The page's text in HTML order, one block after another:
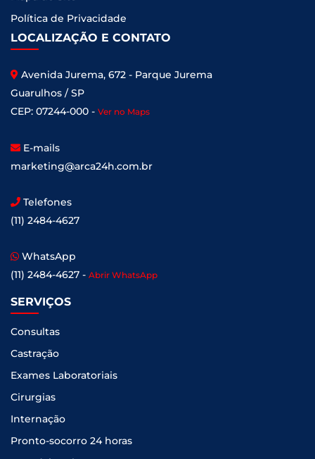
Política de Privacidade
LOCALIZAÇÃO E CONTATO
Avenida Jurema, 672 - Parque Jurema
Guarulhos / SP
CEP: 07244-000 - Ver no Maps
E-mails
marketing@arca24h.com.br
Telefones
(11) 2484-4627
WhatsApp
(11) 2484-4627 - Abrir WhatsApp
SERVIÇOS
Consultas
Castração
Exames Laboratoriais
Cirurgias
Internação
Pronto-socorro 24 horas